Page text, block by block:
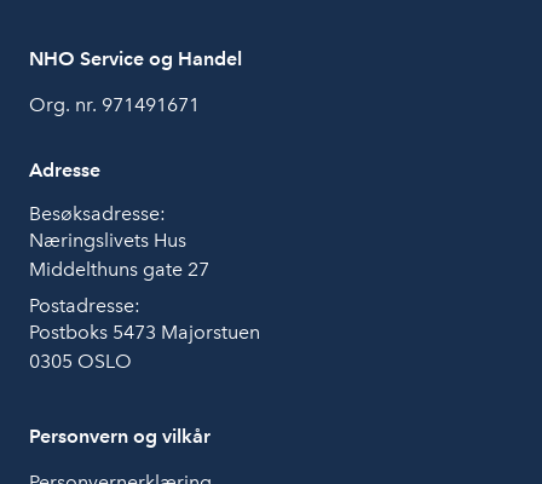
NHO Service og Handel
Org. nr. 971491671
Adresse
Besøksadresse:
Næringslivets Hus
Middelthuns gate 27
Postadresse:
Postboks 5473 Majorstuen
0305 OSLO
Personvern og vilkår